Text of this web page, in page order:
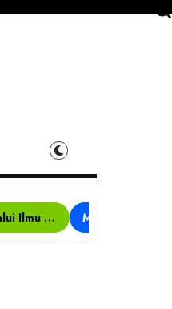
Hidupkan Akhlak melalui Ilmu yang Diamalkan